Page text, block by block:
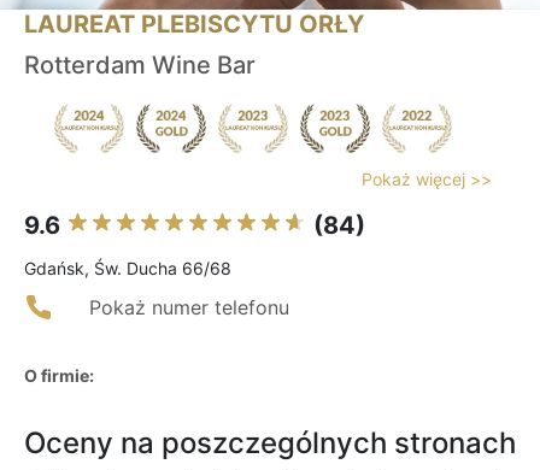
LAUREAT PLEBISCYTU ORŁY
Rotterdam Wine Bar
Pokaż więcej >>
9.6 (84)
Gdańsk, Św. Ducha 66/68
Pokaż numer telefonu
O firmie:
Oceny na poszczególnych stronach